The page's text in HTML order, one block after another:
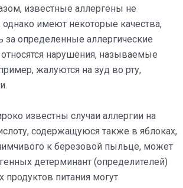
известные аллергены не
имеют некоторые качества,
определенные аллергические
нарушения, называемые
жалуются на зуд во рту,
известны случаи аллергии на
содержащуюся также в яблоках,
к березовой пыльце, может
детерминант (определителей)
питания могут